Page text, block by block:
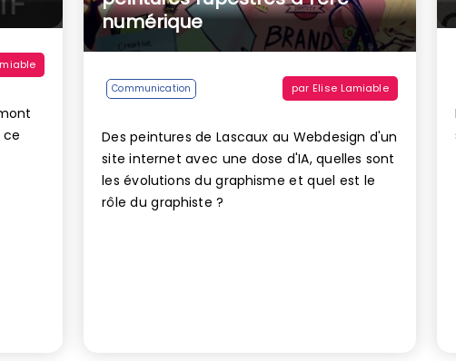
numérique
Communication par Elise Lamiable
Des peintures de Lascaux au Webdesign d'un
site internet avec une dose d'IA, quelles sont
les évolutions du graphisme et quel est le
rôle du graphiste ?